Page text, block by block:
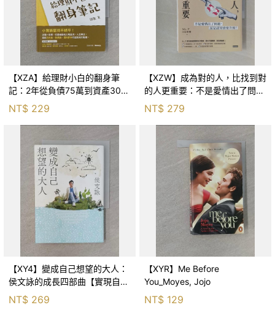
【XZA】給理財小白的翻身筆
記：2年從負債75萬到資產300
萬，ETF讓我走在財務自由路上_
鐵蛋
NT$ 229
【XZW】成為對的人，比找到對
的人更重要：不是愛情出了問
題，而是認知需要升級！_Mr. P
NT$ 279
【XY4】變成自己想望的大人：
侯文詠的成長四部曲【實現自
己】_侯文詠
NT$ 269
【XYR】Me Before
You_Moyes, Jojo
NT$ 129